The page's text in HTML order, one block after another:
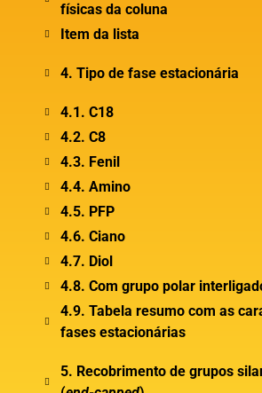
físicas da coluna
Item da lista
4. Tipo de fase estacionária
4.1. C18
4.2. C8
4.3. Fenil
4.4. Amino
4.5. PFP
4.6. Ciano
4.7. Diol
4.8. Com grupo polar
4.9. Tabela resumo com as
fases estacionárias
5. Recobrimento de grupos